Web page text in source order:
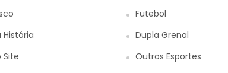
História
Site
Futebol
Dupla Grenal
Outros Esportes